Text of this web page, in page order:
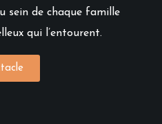
sein de chaque famille
qui l’entourent.